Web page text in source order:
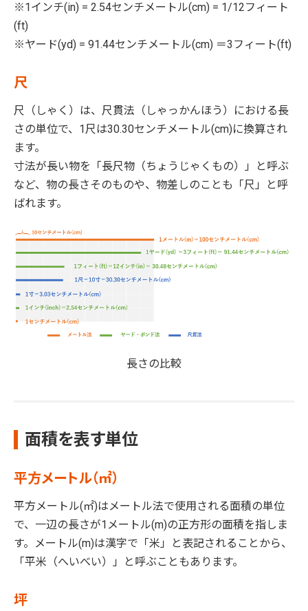
※1インチ(in) = 2.54センチメートル(cm) = 1/12フィート
(ft)
※ヤード(yd) = 91.44センチメートル(cm) ＝3フィート(ft)
尺
尺（しゃく）は、尺貫法（しゃっかんほう）における長
さの単位で、1尺は30.30センチメートル(cm)に換算され
ます。
寸法が長い物を「長尺物（ちょうじゃくもの）」と呼ぶ
など、物の長さそのものや、物差しのことも「尺」と呼
ばれます。
長さの比較
面積を表す単位
平方メートル（㎡）
平方メートル(㎡)はメートル法で使用される面積の単位
で、一辺の長さが1メートル(m)の正方形の面積を指しま
す。メートル(m)は漢字で「米」と表記されることから、
「平米（へいべい）」と呼ぶこともあります。
坪